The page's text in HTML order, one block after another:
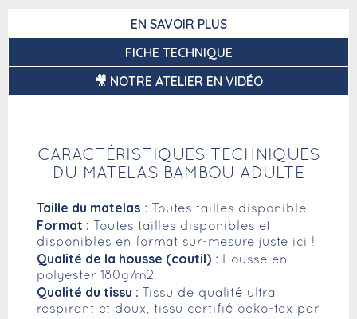
EN SAVOIR PLUS
FICHE TECHNIQUE
🎥 NOTRE ATELIER EN VIDÉO
CARACTÉRISTIQUES TECHNIQUES
DU MATELAS BAMBOU ADULTE
Taille du matelas : Toutes tailles disponible
Format : Toutes tailles disponibles et
disponibles en format sur-mesure juste ici !
Qualité de la housse (coutil) : Housse en
polyester 180g/m2
Qualité du tissu :
Tissu de qualité ultra
respirant et doux, tissu certifié oeko-tex par